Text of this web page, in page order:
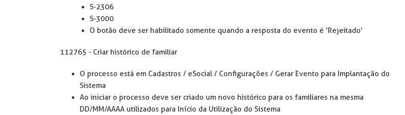
S-2306
S-3000
O botão deve ser habilitado somente quando a resposta do evento é 'Rejeitado'
112765 - Criar histórico de familiar
O processo está em Cadastros / eSocial / Configurações / Gerar Evento para Implantação do
Sistema
Ao iniciar o processo deve ser criado um novo histórico para os familiares na mesma
DD/MM/AAAA utilizados para Início da Utilização do Sistema